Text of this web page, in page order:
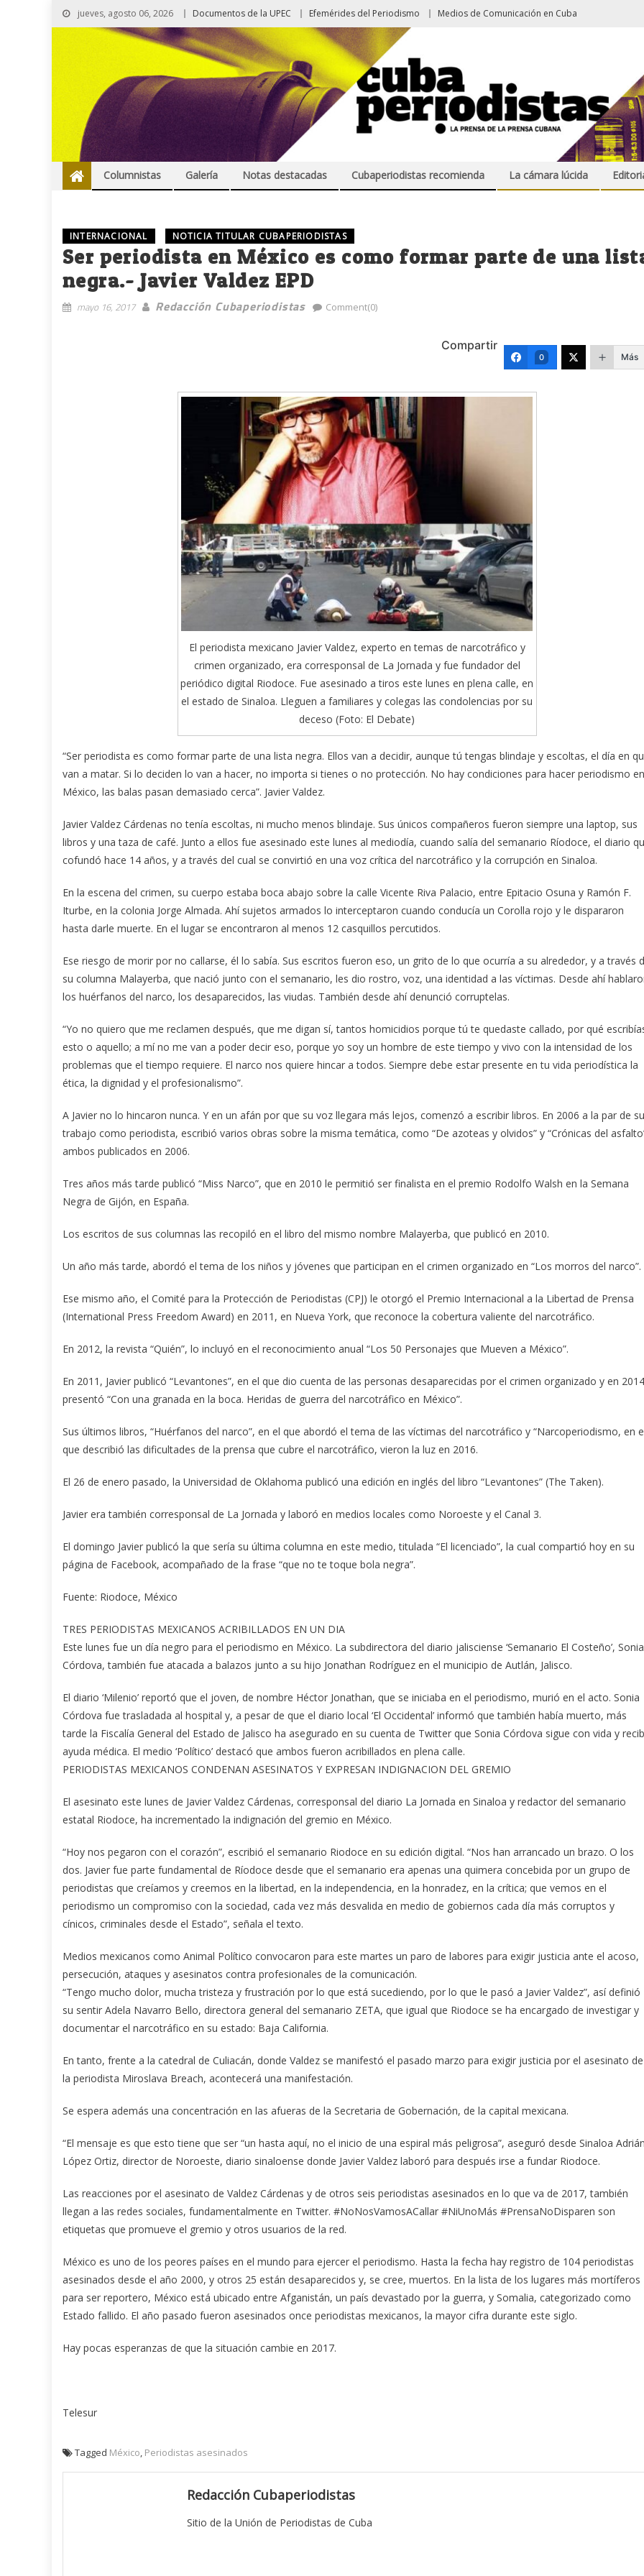
jueves, agosto 06, 2026 Documentos de la UPEC Efemérides del Periodismo Medios de Comunicación en Cuba
Columnistas Galería Notas destacadas Cubaperiodistas recomienda La cámara lúcida
INTERNACIONAL NOTICIA TITULAR CUBAPERIODISTAS
Ser periodista en México es como formar parte de una
negra.- Javier Valdez EPD
mayo 16, 2017 Redacción Cubaperiodistas Comment(0)
Compartir
0 Más
El periodista mexicano Javier Valdez, experto en temas de narcotráfico y
crimen organizado, era corresponsal de La Jornada y fue fundador del
periódico digital Riodoce. Fue asesinado a tiros este lunes en plena calle, en
el estado de Sinaloa. Lleguen a familiares y colegas las condolencias por su
deceso (Foto: El Debate)
“Ser periodista es como formar parte de una lista negra. Ellos van a decidir, aunque tú tengas blindaje y escoltas, el día en
van a matar. Si lo deciden lo van a hacer, no importa si tienes o no protección. No hay condiciones para hacer periodismo en
México, las balas pasan demasiado cerca”. Javier Valdez.
Javier Valdez Cárdenas no tenía escoltas, ni mucho menos blindaje. Sus únicos compañeros fueron siempre una laptop, sus
libros y una taza de café. Junto a ellos fue asesinado este lunes al mediodía, cuando salía del semanario Ríodoce, el diario
cofundó hace 14 años, y a través del cual se convirtió en una voz crítica del narcotráfico y la corrupción en Sinaloa.
En la escena del crimen, su cuerpo estaba boca abajo sobre la calle Vicente Riva Palacio, entre Epitacio Osuna y Ramón F.
Iturbe, en la colonia Jorge Almada. Ahí sujetos armados lo interceptaron cuando conducía un Corolla rojo y le dispararon
hasta darle muerte. En el lugar se encontraron al menos 12 casquillos percutidos.
Ese riesgo de morir por no callarse, él lo sabía. Sus escritos fueron eso, un grito de lo que ocurría a su alrededor, y a través
su columna Malayerba, que nació junto con el semanario, les dio rostro, voz, una identidad a las víctimas. Desde ahí
los huérfanos del narco, los desaparecidos, las viudas. También desde ahí denunció corruptelas.
“Yo no quiero que me reclamen después, que me digan sí, tantos homicidios porque tú te quedaste callado, por qué
esto o aquello; a mí no me van a poder decir eso, porque yo soy un hombre de este tiempo y vivo con la intensidad de los
problemas que el tiempo requiere. El narco nos quiere hincar a todos. Siempre debe estar presente en tu vida periodística la
ética, la dignidad y el profesionalismo”.
A Javier no lo hincaron nunca. Y en un afán por que su voz llegara más lejos, comenzó a escribir libros. En 2006 a la par de su
trabajo como periodista, escribió varios obras sobre la misma temática, como “De azoteas y olvidos” y “Crónicas del
ambos publicados en 2006.
Tres años más tarde publicó “Miss Narco”, que en 2010 le permitió ser finalista en el premio Rodolfo Walsh en la Semana
Negra de Gijón, en España.
Los escritos de sus columnas las recopiló en el libro del mismo nombre Malayerba, que publicó en 2010.
Un año más tarde, abordó el tema de los niños y jóvenes que participan en el crimen organizado en “Los morros del narco”.
Ese mismo año, el Comité para la Protección de Periodistas (CPJ) le otorgó el Premio Internacional a la Libertad de Prensa
(International Press Freedom Award) en 2011, en Nueva York, que reconoce la cobertura valiente del narcotráfico.
En 2012, la revista “Quién”, lo incluyó en el reconocimiento anual “Los 50 Personajes que Mueven a México”.
En 2011, Javier publicó “Levantones”, en el que dio cuenta de las personas desaparecidas por el crimen organizado y en 2014
presentó “Con una granada en la boca. Heridas de guerra del narcotráfico en México”.
Sus últimos libros, “Huérfanos del narco”, en el que abordó el tema de las víctimas del narcotráfico y “Narcoperiodismo, en
que describió las dificultades de la prensa que cubre el narcotráfico, vieron la luz en 2016.
El 26 de enero pasado, la Universidad de Oklahoma publicó una edición en inglés del libro “Levantones” (The Taken).
Javier era también corresponsal de La Jornada y laboró en medios locales como Noroeste y el Canal 3.
El domingo Javier publicó la que sería su última columna en este medio, titulada “El licenciado”, la cual compartió hoy en su
página de Facebook, acompañado de la frase “que no te toque bola negra”.
Fuente: Riodoce, México
TRES PERIODISTAS MEXICANOS ACRIBILLADOS EN UN DIA
Este lunes fue un día negro para el periodismo en México. La subdirectora del diario jalisciense ‘Semanario El Costeño’, Sonia
Córdova, también fue atacada a balazos junto a su hijo Jonathan Rodríguez en el municipio de Autlán, Jalisco.
El diario ‘Milenio’ reportó que el joven, de nombre Héctor Jonathan, que se iniciaba en el periodismo, murió en el acto. Sonia
Córdova fue trasladada al hospital y, a pesar de que el diario local ‘El Occidental’ informó que también había muerto, más
tarde la Fiscalía General del Estado de Jalisco ha asegurado en su cuenta de Twitter que Sonia Córdova sigue con vida y
ayuda médica. El medio ‘Político’ destacó que ambos fueron acribillados en plena calle.
PERIODISTAS MEXICANOS CONDENAN ASESINATOS Y EXPRESAN INDIGNACION DEL GREMIO
El asesinato este lunes de Javier Valdez Cárdenas, corresponsal del diario La Jornada en Sinaloa y redactor del semanario
estatal Riodoce, ha incrementado la indignación del gremio en México.
“Hoy nos pegaron con el corazón”, escribió el semanario Riodoce en su edición digital. “Nos han arrancado un brazo. O los
dos. Javier fue parte fundamental de Ríodoce desde que el semanario era apenas una quimera concebida por un grupo de
periodistas que creíamos y creemos en la libertad, en la independencia, en la honradez, en la crítica; que vemos en el
periodismo un compromiso con la sociedad, cada vez más desvalida en medio de gobiernos cada día más corruptos y
cínicos, criminales desde el Estado”, señala el texto.
Medios mexicanos como Animal Político convocaron para este martes un paro de labores para exigir justicia ante el acoso,
persecución, ataques y asesinatos contra profesionales de la comunicación.
“Tengo mucho dolor, mucha tristeza y frustración por lo que está sucediendo, por lo que le pasó a Javier Valdez”, así definió
su sentir Adela Navarro Bello, directora general del semanario ZETA, que igual que Riodoce se ha encargado de investigar y
documentar el narcotráfico en su estado: Baja California.
En tanto, frente a la catedral de Culiacán, donde Valdez se manifestó el pasado marzo para exigir justicia por el asesinato de
la periodista Miroslava Breach, acontecerá una manifestación.
Se espera además una concentración en las afueras de la Secretaria de Gobernación, de la capital mexicana.
“El mensaje es que esto tiene que ser “un hasta aquí, no el inicio de una espiral más peligrosa”, aseguró desde Sinaloa
López Ortiz, director de Noroeste, diario sinaloense donde Javier Valdez laboró para después irse a fundar Riodoce.
Las reacciones por el asesinato de Valdez Cárdenas y de otros seis periodistas asesinados en lo que va de 2017, también
llegan a las redes sociales, fundamentalmente en Twitter. #NoNosVamosACallar #NiUnoMás #PrensaNoDisparen son
etiquetas que promueve el gremio y otros usuarios de la red.
México es uno de los peores países en el mundo para ejercer el periodismo. Hasta la fecha hay registro de 104 periodistas
asesinados desde el año 2000, y otros 25 están desaparecidos y, se cree, muertos. En la lista de los lugares más mortíferos
para ser reportero, México está ubicado entre Afganistán, un país devastado por la guerra, y Somalia, categorizado como
Estado fallido. El año pasado fueron asesinados once periodistas mexicanos, la mayor cifra durante este siglo.
Hay pocas esperanzas de que la situación cambie en 2017.
Telesur
Tagged México, Periodistas asesinados
Redacción Cubaperiodistas
Sitio de la Unión de Periodistas de Cuba